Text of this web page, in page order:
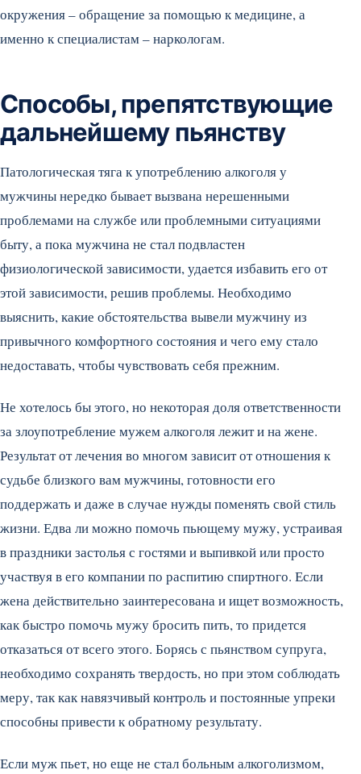
окружения – обращение за помощью к медицине, а
именно к специалистам – наркологам.
Способы, препятствующие
дальнейшему пьянству
Патологическая тяга к употреблению алкоголя у
мужчины нередко бывает вызвана нерешенными
проблемами на службе или проблемными ситуациями
быту, а пока мужчина не стал подвластен
физиологической зависимости, удается избавить его от
этой зависимости, решив проблемы. Необходимо
выяснить, какие обстоятельства вывели мужчину из
привычного комфортного состояния и чего ему стало
недоставать, чтобы чувствовать себя прежним.
Не хотелось бы этого, но некоторая доля ответственности
за злоупотребление мужем алкоголя лежит и на жене.
Результат от лечения во многом зависит от отношения к
судьбе близкого вам мужчины, готовности его
поддержать и даже в случае нужды поменять свой стиль
жизни. Едва ли можно помочь пьющему мужу, устраивая
в праздники застолья с гостями и выпивкой или просто
участвуя в его компании по распитию спиртного. Если
жена действительно заинтересована и ищет возможность,
как быстро помочь мужу бросить пить, то придется
отказаться от всего этого. Борясь с пьянством супруга,
необходимо сохранять твердость, но при этом соблюдать
меру, так как навязчивый контроль и постоянные упреки
способны привести к обратному результату.
Если муж пьет, но еще не стал больным алкоголизмом,